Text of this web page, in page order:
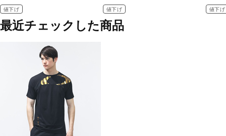
値下げ 値下げ 値下げ
最近チェックした商品